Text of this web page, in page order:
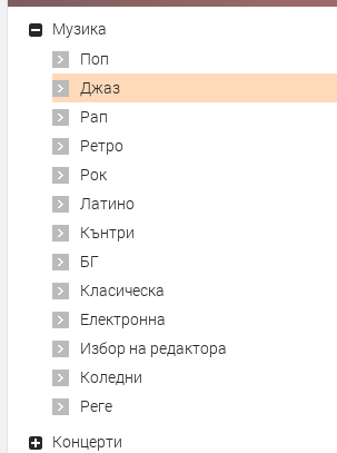
Музика
Поп
Джаз
Рап
Ретро
Рок
Латино
Кънтри
БГ
Класическа
Електронна
Избор на редактора
Коледни
Реге
Концерти